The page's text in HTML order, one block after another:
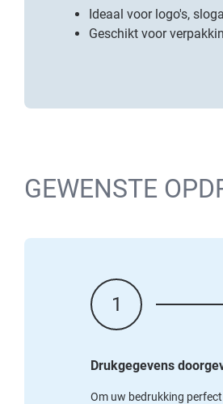
Ideaal voor logo's,
Geschikt voor
GEWENSTE
1
Drukgegevens
Om uw bedrukking